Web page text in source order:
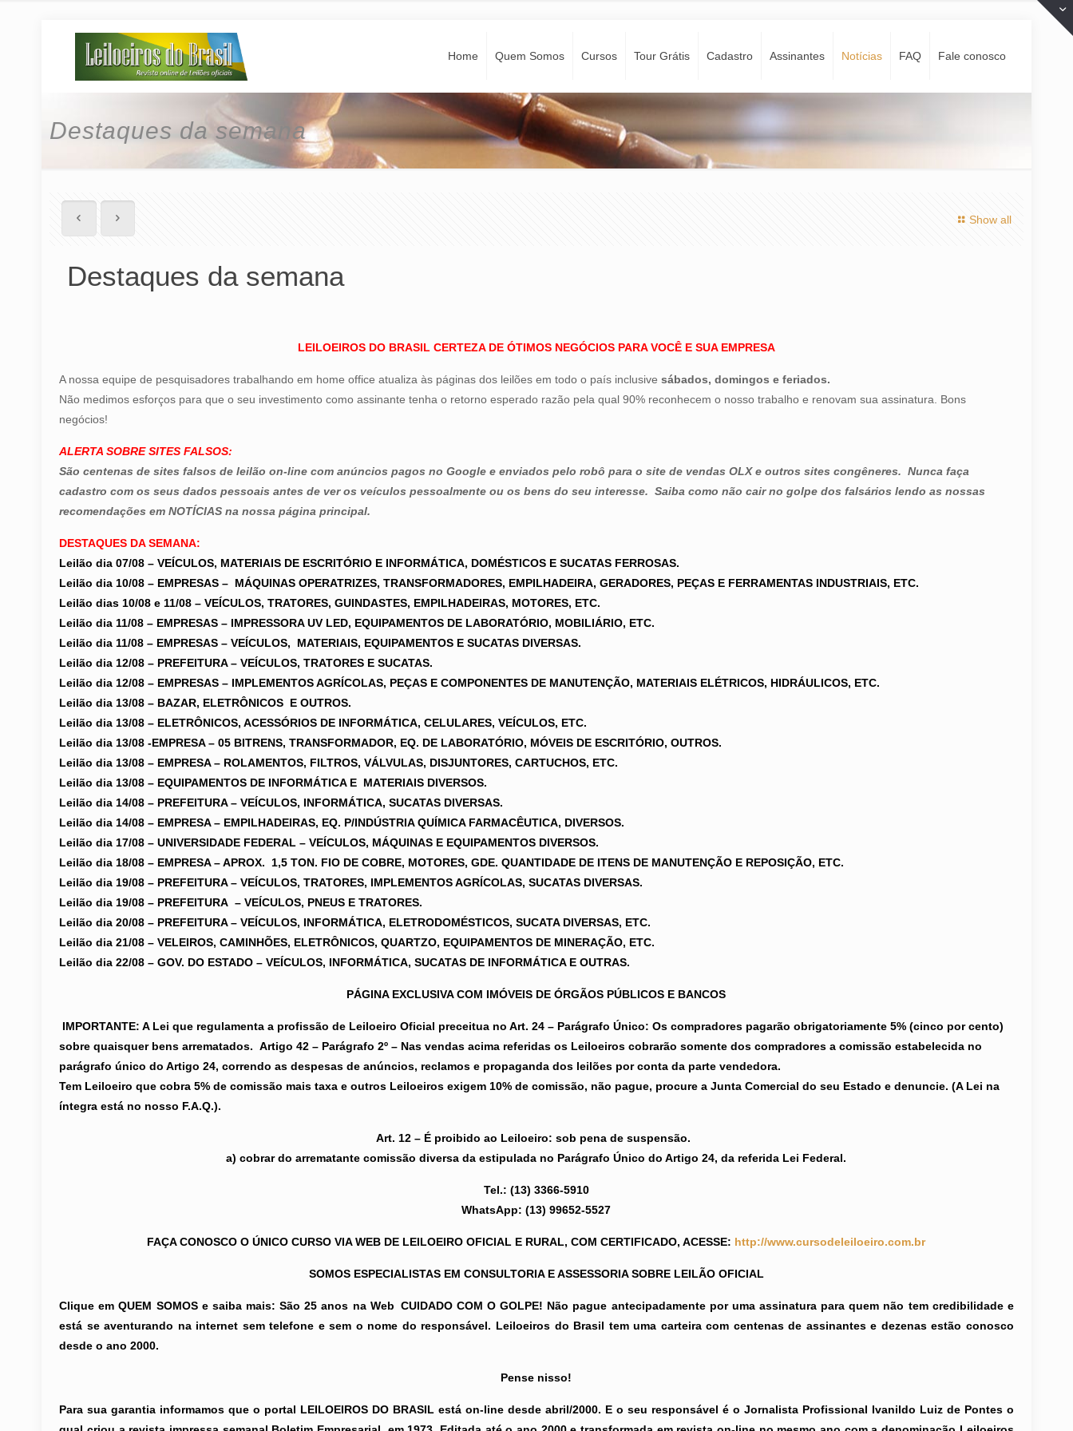
Home Quem Somos Cursos Tour Grátis Cadastro Assinantes Notí­cias FAQ Fale conosco
Destaques da semana
Show all
Destaques da semana
LEILOEIROS DO BRASIL CERTEZA DE ÓTIMOS NEGÓCIOS PARA VOCÊ E SUA EMPRESA
A nossa equipe de pesquisadores trabalhando em home office atualiza às páginas dos leilões em todo o país inclusivesábados, domingos e feriados.
Não medimos esforços para que o seu investimento como assinante tenha o retorno esperado razão pela qual 90% reconhecem o nosso trabalho e renovam sua assinatura. Bons
negócios!
ALERTA SOBRE SITES FALSOS:
São centenas de sites falsos de leilão on-line com anúncios pagos no Google e enviados pelo robô para o site de vendas OLX e outros sites congêneres. Nunca faça
cadastro com os seus dados pessoais antes de ver os veículos pessoalmente ou os bens do seu interesse. Saiba como não cair no golpe dos falsários lendo as nossas
recomendações em NOTÍCIAS na nossa página principal.
DESTAQUES DA SEMANA:
Leilão dia 07/08 – VEÍCULOS, MATERIAIS DE ESCRITÓRIO E INFORMÁTICA, DOMÉSTICOS E SUCATAS FERROSAS.
Leilão dia 10/08 – EMPRESAS – MÁQUINAS OPERATRIZES, TRANSFORMADORES, EMPILHADEIRA, GERADORES, PEÇAS E FERRAMENTAS INDUSTRIAIS, ETC.
Leilão dias 10/08 e 11/08 – VEÍCULOS, TRATORES, GUINDASTES, EMPILHADEIRAS, MOTORES, ETC.
Leilão dia 11/08 – EMPRESAS – IMPRESSORA UV LED, EQUIPAMENTOS DE LABORATÓRIO, MOBILIÁRIO, ETC.
Leilão dia 11/08 – EMPRESAS – VEÍCULOS, MATERIAIS, EQUIPAMENTOS E SUCATAS DIVERSAS.
Leilão dia 12/08 – PREFEITURA – VEÍCULOS, TRATORES E SUCATAS.
Leilão dia 12/08 – EMPRESAS – IMPLEMENTOS AGRÍCOLAS, PEÇAS E COMPONENTES DE MANUTENÇÃO, MATERIAIS ELÉTRICOS, HIDRÁULICOS, ETC.
Leilão dia 13/08 – BAZAR, ELETRÔNICOS E OUTROS.
Leilão dia 13/08 – ELETRÔNICOS, ACESSÓRIOS DE INFORMÁTICA, CELULARES, VEÍCULOS, ETC.
Leilão dia 13/08 -EMPRESA – 05 BITRENS, TRANSFORMADOR, EQ. DE LABORATÓRIO, MÓVEIS DE ESCRITÓRIO, OUTROS.
Leilão dia 13/08 – EMPRESA – ROLAMENTOS, FILTROS, VÁLVULAS, DISJUNTORES, CARTUCHOS, ETC.
Leilão dia 13/08 – EQUIPAMENTOS DE INFORMÁTICA E MATERIAIS DIVERSOS.
Leilão dia 14/08 – PREFEITURA – VEÍCULOS, INFORMÁTICA, SUCATAS DIVERSAS.
Leilão dia 14/08 – EMPRESA – EMPILHADEIRAS, EQ. P/INDÚSTRIA QUÍMICA FARMACÊUTICA, DIVERSOS.
Leilão dia 17/08 – UNIVERSIDADE FEDERAL – VEÍCULOS, MÁQUINAS E EQUIPAMENTOS DIVERSOS.
Leilão dia 18/08 – EMPRESA – APROX. 1,5 TON. FIO DE COBRE, MOTORES, GDE. QUANTIDADE DE ITENS DE MANUTENÇÃO E REPOSIÇÃO, ETC.
Leilão dia 19/08 – PREFEITURA – VEÍCULOS, TRATORES, IMPLEMENTOS AGRÍCOLAS, SUCATAS DIVERSAS.
Leilão dia 19/08 – PREFEITURA – VEÍCULOS, PNEUS E TRATORES.
Leilão dia 20/08 – PREFEITURA – VEÍCULOS, INFORMÁTICA, ELETRODOMÉSTICOS, SUCATA DIVERSAS, ETC.
Leilão dia 21/08 – VELEIROS, CAMINHÕES, ELETRÔNICOS, QUARTZO, EQUIPAMENTOS DE MINERAÇÃO, ETC.
Leilão dia 22/08 – GOV. DO ESTADO – VEÍCULOS, INFORMÁTICA, SUCATAS DE INFORMÁTICA E OUTRAS.
PÁGINA EXCLUSIVA COM IMÓVEIS DE ÓRGÃOS PÚBLICOS E BANCOS
IMPORTANTE: A Lei que regulamenta a profissão de Leiloeiro Oficial preceitua no Art. 24 – Parágrafo Único: Os compradores pagarão obrigatoriamente 5% (cinco por cento)
sobre quaisquer bens arrematados. Artigo 42 – Parágrafo 2º – Nas vendas acima referidas os Leiloeiros cobrarão somente dos compradores a comissão estabelecida no
parágrafo único do Artigo 24, correndo as despesas de anúncios, reclamos e propaganda dos leilões por conta da parte vendedora.
Tem Leiloeiro que cobra 5% de comissão mais taxa e outros Leiloeiros exigem 10% de comissão, não pague, procure a Junta Comercial do seu Estado e denuncie. (A Lei na
íntegra está no nosso F.A.Q.).
Art. 12 – É proibido ao Leiloeiro: sob pena de suspensão.
a) cobrar do arrematante comissão diversa da estipulada no Parágrafo Único do Artigo 24, da referida Lei Federal.
Tel.: (13) 3366-5910
WhatsApp: (13) 99652-5527
FAÇA CONOSCO O ÚNICO CURSO VIA WEB DE LEILOEIRO OFICIAL E RURAL, COM CERTIFICADO, ACESSE: http://www.cursodeleiloeiro.com.br
SOMOS ESPECIALISTAS EM CONSULTORIA E ASSESSORIA SOBRE LEILÃO OFICIAL
Clique em QUEM SOMOS e saiba mais: São 25 anos na Web CUIDADO COM O GOLPE! Não pague antecipadamente por uma assinatura para quem não tem credibilidade e
está se aventurando na internet sem telefone e sem o nome do responsável. Leiloeiros do Brasil tem uma carteira com centenas de assinantes e dezenas estão conosco
desde o ano 2000.
Pense nisso!
Para sua garantia informamos que o portal LEILOEIROS DO BRASIL está on-line desde abril/2000. E o seu responsável é o Jornalista Profissional Ivanildo Luiz de Pontes o